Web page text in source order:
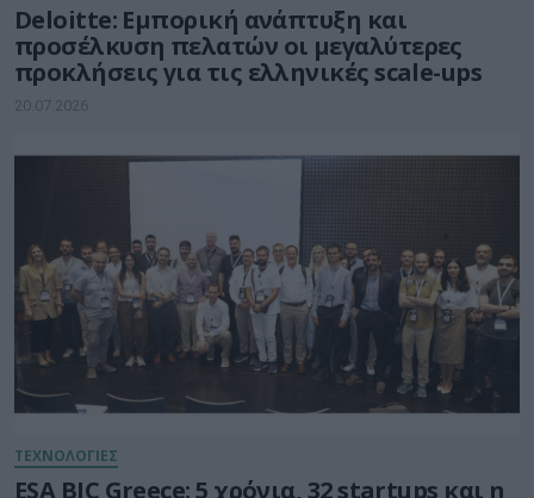
Deloitte: Εμπορική ανάπτυξη και
προσέλκυση πελατών οι μεγαλύτερες
προκλήσεις για τις ελληνικές scale-ups
20.07.2026
ΤΕΧΝΟΛΟΓΙΕΣ
ESA BIC Greece: 5 χρόνια, 32 startups και η